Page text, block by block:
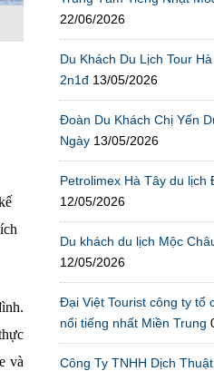
và
22/06/2026
Du Khách Du Lịch Tour
2n1đ 13/05/2026
Đoàn Du Khách Chị Yến
Ngày 13/05/2026
Petrolimex Hà Tây du lịch
12/05/2026
Du khách du lịch Mộc
12/05/2026
Đại Việt Tourist công ty tổ
nổi tiếng nhất Miền Trung
Công Ty TNHH Dịch